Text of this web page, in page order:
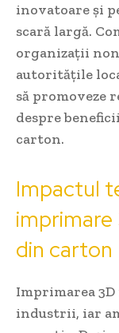
inovatoare și
scară largă.
organizații
autoritățile
să promoveze
despre
carton.
Impactul
imprimare
din carton
Imprimarea
industrii, iar